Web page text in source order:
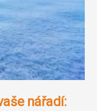
nářadí: